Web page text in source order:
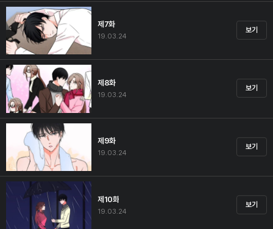
제7화
19.03.24
보기
제8화
19.03.24
보기
제9화
19.03.24
보기
제10화
19.03.24
보기